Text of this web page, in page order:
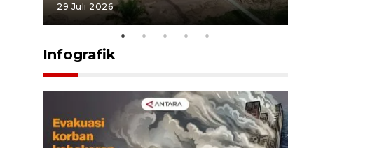
29 Juli 2026
Infografik